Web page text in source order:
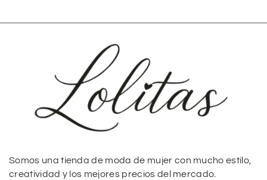
Somos una tienda de moda de mujer con mucho estilo,
creatividad y los mejores precios del mercado.